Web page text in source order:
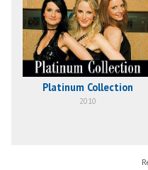
Platinum Collection
2010